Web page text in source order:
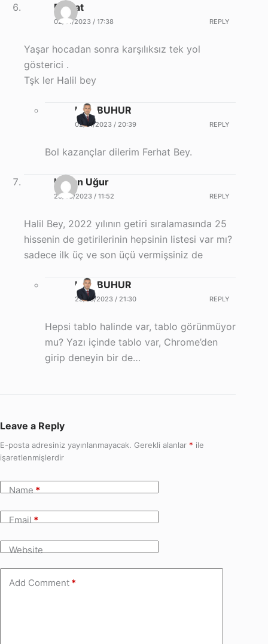
Ferhat
02/01/2023 / 17:38 REPLY
Yaşar hocadan sonra karşılıksız tek yol
gösterici .
Tşk ler Halil bey
Halil BUHUR
02/01/2023 / 20:39 REPLY
Bol kazançlar dilerim Ferhat Bey.
Hasan Uğur
23/03/2023 / 11:52 REPLY
Halil Bey, 2022 yılının getiri sıralamasında 25
hissenin de getirilerinin hepsinin listesi var mı?
sadece ilk üç ve son üçü vermişsiniz de
Halil BUHUR
23/03/2023 / 21:30 REPLY
Hepsi tablo halinde var, tablo görünmüyor
mu? Yazı içinde tablo var, Chrome’den
girip deneyin bir de…
Leave a Reply
E-posta adresiniz yayınlanmayacak. Gerekli alanlar * ile
işaretlenmişlerdir
Name*
Email*
Website
Add Comment *